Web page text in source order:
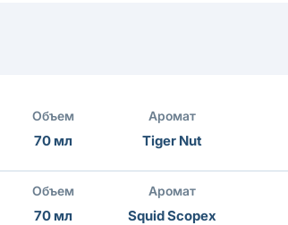
Объем
70 мл
Аромат
Tiger Nut
Объем
70 мл
Аромат
Squid Scopex